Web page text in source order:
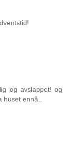
og avslappet! og
ennå..